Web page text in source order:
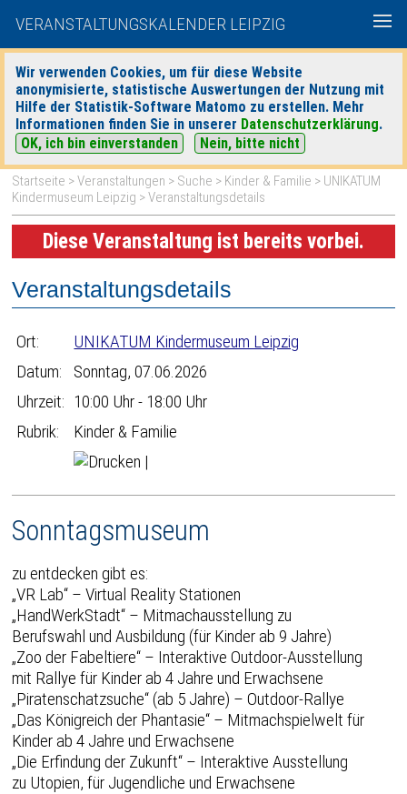
VERANSTALTUNGSKALENDER LEIPZIG
Wir verwenden Cookies, um für diese Website
anonymisierte, statistische Auswertungen der Nutzung mit
Hilfe der Statistik-Software Matomo zu erstellen. Mehr
Informationen finden Sie in unserer Datenschutzerklärung.
OK, ich bin einverstanden
Nein, bitte nicht
heute|morgen| Detaillierte Suche
Startseite >Veranstaltungen > Suche > Kinder & Familie > UNIKATUM
Kindermuseum Leipzig > Veranstaltungsdetails
Diese Veranstaltung ist bereits vorbei.
Veranstaltungsdetails
Ort:
UNIKATUM Kindermuseum Leipzig
Datum:
Sonntag, 07.06.2026
Uhrzeit: 10:00 Uhr - 18:00 Uhr
Rubrik:
Kinder & Familie
|
Sonntagsmuseum
zu entdecken gibt es:
„VR Lab“ – Virtual Reality Stationen
„HandWerkStadt“ – Mitmachausstellung zu
Berufswahl und Ausbildung (für Kinder ab 9 Jahre)
„Zoo der Fabeltiere“ – Interaktive Outdoor-Ausstellung
mit Rallye für Kinder ab 4 Jahre und Erwachsene
„Piratenschatzsuche“ (ab 5 Jahre) – Outdoor-Rallye
„Das Königreich der Phantasie“ – Mitmachspielwelt für
Kinder ab 4 Jahre und Erwachsene
„Die Erfindung der Zukunft“ – Interaktive Ausstellung
zu Utopien, für Jugendliche und Erwachsene